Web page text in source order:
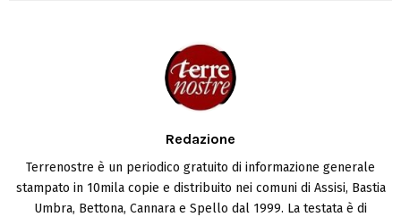
Redazione
Terrenostre è un periodico gratuito di informazione generale
stampato in 10mila copie e distribuito nei comuni di Assisi, Bastia
Umbra, Bettona, Cannara e Spello dal 1999. La testata è di